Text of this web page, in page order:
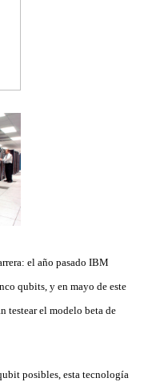
el año pasado IBM
qubits, y en mayo de este
testear el modelo beta de
posibles, esta tecnología